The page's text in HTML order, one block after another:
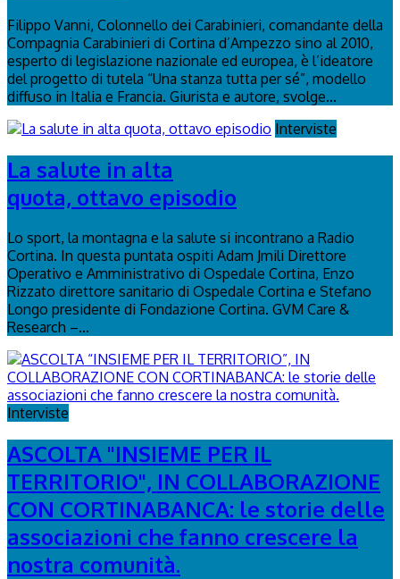
Filippo Vanni, Colonnello dei Carabinieri, comandante della
Compagnia Carabinieri di Cortina d’Ampezzo sino al 2010,
esperto di legislazione nazionale ed europea, è l’ideatore
del progetto di tutela “Una stanza tutta per sé”, modello
diffuso in Italia e Francia. Giurista e autore, svolge...
Interviste
La salute in alta
quota, ottavo episodio
Lo sport, la montagna e la salute si incontrano a Radio
Cortina. In questa puntata ospiti Adam Jmili Direttore
Operativo e Amministrativo di Ospedale Cortina, Enzo
Rizzato direttore sanitario di Ospedale Cortina e Stefano
Longo presidente di Fondazione Cortina. GVM Care &
Research –...
Interviste
ASCOLTA "INSIEME PER IL
TERRITORIO", IN COLLABORAZIONE
CON CORTINABANCA: le storie delle
associazioni che fanno crescere la
nostra comunità.